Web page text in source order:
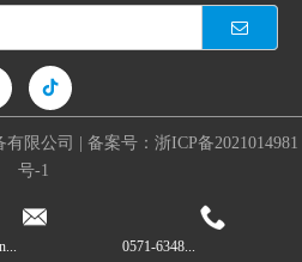
0571-6348...
限公司 | 备案号： 浙ICP备2021014981
号-1